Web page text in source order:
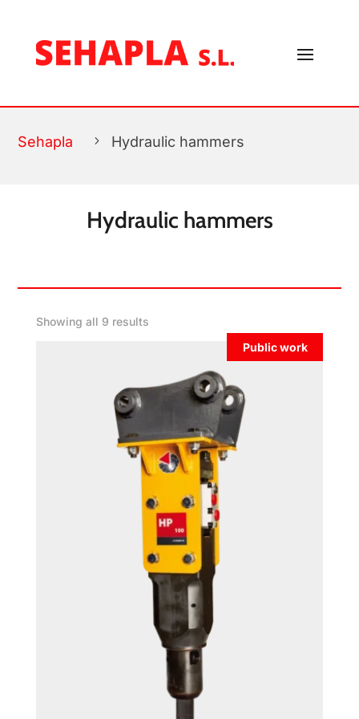
Sehapla 5 Hydraulic hammers
Hydraulic hammers
Showing all 9 results
Public work